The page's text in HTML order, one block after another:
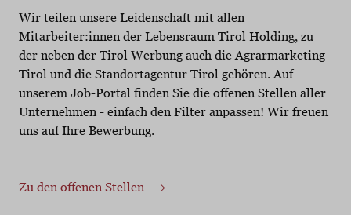
Wir teilen unsere Leidenschaft mit allen
Mitarbeiter:innen der Lebensraum Tirol Holding, zu
der neben der Tirol Werbung auch die Agrarmarketing
Tirol und die Standortagentur Tirol gehören. Auf
unserem Job-Portal finden Sie die offenen Stellen aller
Unternehmen - einfach den Filter anpassen! Wir freuen
uns auf Ihre Bewerbung.
Zu den offenen Stellen